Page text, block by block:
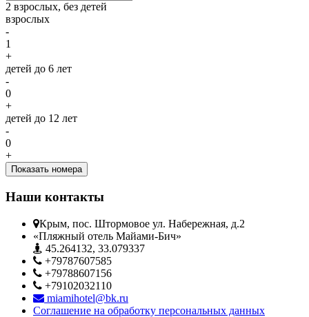
2 взрослых, без детей
взрослых
-
1
+
детей до 6 лет
-
0
+
детей до 12 лет
-
0
+
Наши контакты
Крым, пос. Штормовое ул. Набережная, д.2
«Пляжный отель Майами-Бич»
45.264132, 33.079337
+79787607585
+79788607156
+79102032110
miamihotel@bk.ru
Соглашение на обработку персональных данных